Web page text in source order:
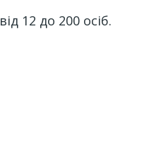
12 до 200 осіб.